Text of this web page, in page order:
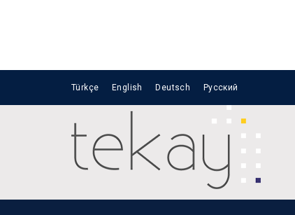
Türkçe English Deutsch Русский
Nuno Sections
Home